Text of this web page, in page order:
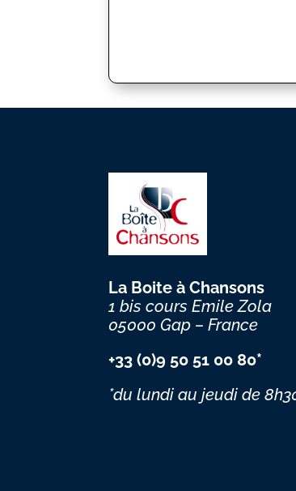
La Boite à Chansons
1 bis cours Emile Zola
05000 Gap – France
+33 (0)9 50 51 00 80*
*du lundi au jeudide